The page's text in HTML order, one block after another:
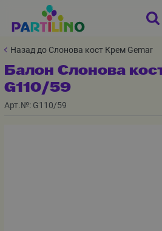
Назад до Слонова кост Крем Gemar
Балон Слонова
G110/59
Арт.№: G110/59